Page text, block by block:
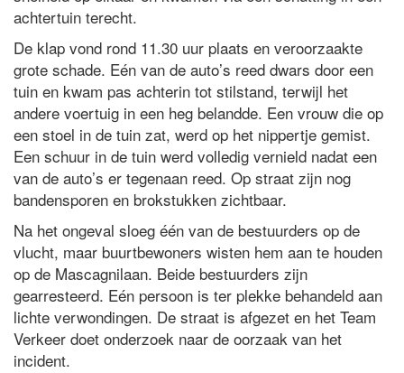
achtertuin terecht.
De klap vond rond 11.30 uur plaats en veroorzaakte
grote schade. Eén van de auto’s reed dwars door een
tuin en kwam pas achterin tot stilstand, terwijl het
andere voertuig in een heg belandde. Een vrouw die op
een stoel in de tuin zat, werd op het nippertje gemist.
Een schuur in de tuin werd volledig vernield nadat een
van de auto’s er tegenaan reed. Op straat zijn nog
bandensporen en brokstukken zichtbaar.
Na het ongeval sloeg één van de bestuurders op de
vlucht, maar buurtbewoners wisten hem aan te houden
op de Mascagnilaan. Beide bestuurders zijn
gearresteerd. Eén persoon is ter plekke behandeld aan
lichte verwondingen. De straat is afgezet en het Team
Verkeer doet onderzoek naar de oorzaak van het
incident.